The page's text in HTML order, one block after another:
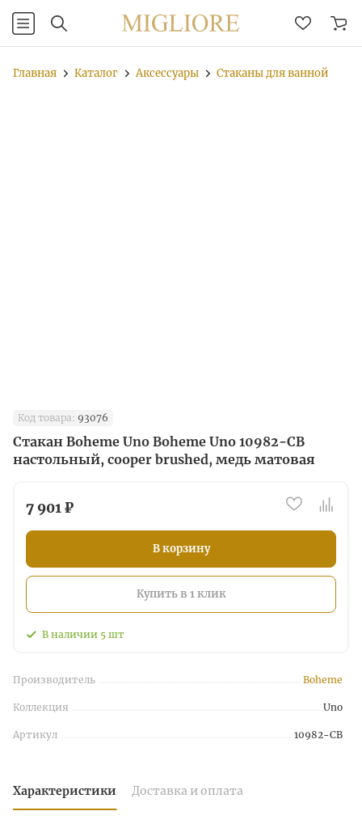
Главная Каталог Аксессуары Стаканы для ванной
Код товара: 93076
Стакан Boheme Uno Boheme Uno 10982-CB
наcтольный, cooper brushed, медь матовая
7 901 ₽
В корзину
Купить в 1 клик
В наличии 5 шт
Производитель Boheme
Коллекция Uno
Артикул 10982-CB
Характеристики Доставка и оплата